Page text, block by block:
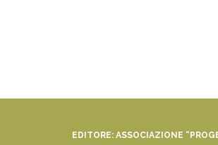
EDITORE: ASSOCIAZIONE